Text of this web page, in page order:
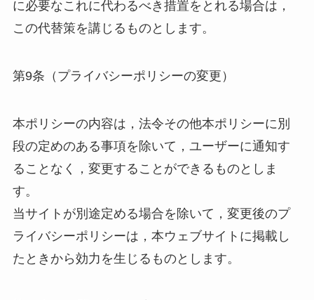
に必要なこれに代わるべき措置をとれる場合は，
この代替策を講じるものとします。
第9条（プライバシーポリシーの変更）
本ポリシーの内容は，法令その他本ポリシーに別
段の定めのある事項を除いて，ユーザーに通知す
ることなく，変更することができるものとしま
す。
当サイトが別途定める場合を除いて，変更後のプ
ライバシーポリシーは，本ウェブサイトに掲載し
たときから効力を生じるものとします。